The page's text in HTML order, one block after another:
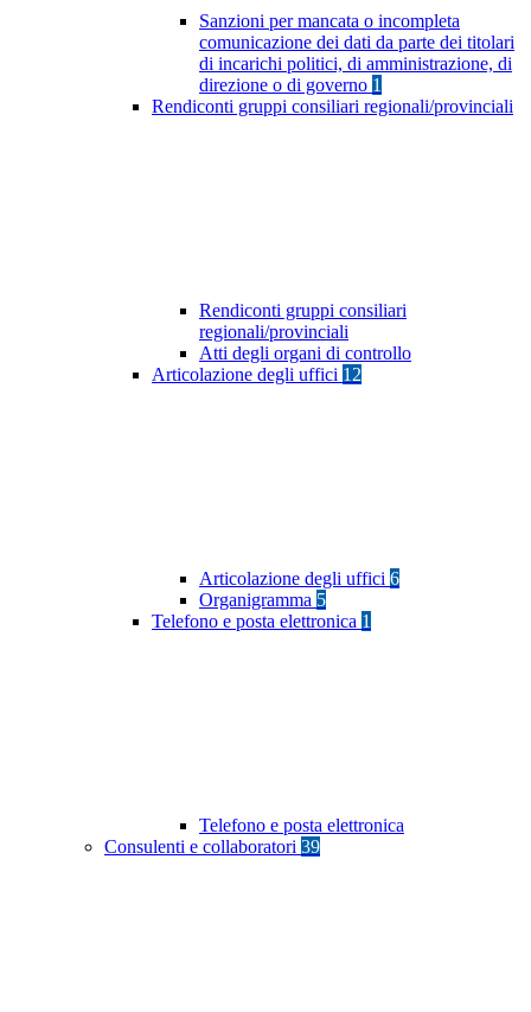
Sanzioni per mancata o incompleta
comunicazione dei dati da parte dei titolari
di incarichi politici, di amministrazione, di
direzione o di governo 1
Rendiconti gruppi consiliari regionali/provinciali
Rendiconti gruppi consiliari
regionali/provinciali
Atti degli organi di controllo
Articolazione degli uffici 12
Articolazione degli uffici 6
Organigramma 5
Telefono e posta elettronica 1
Telefono e posta elettronica
Consulenti e collaboratori 39